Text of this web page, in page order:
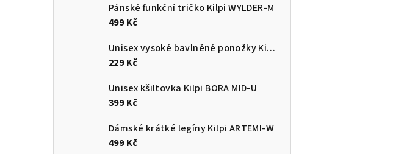
Pánské funkční tričko Kilpi WYLDER-M
499 Kč
Unisex vysoké bavlněné ponožky Kilpi 3P PALWAY-U
229 Kč
Unisex kšiltovka Kilpi BORA MID-U
399 Kč
Dámské krátké legíny Kilpi ARTEMI-W
499 Kč